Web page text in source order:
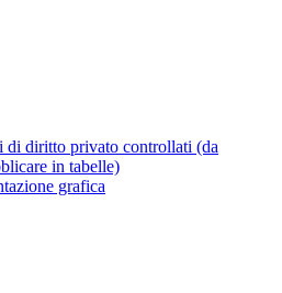
di diritto privato controllati (da
in tabelle)
grafica